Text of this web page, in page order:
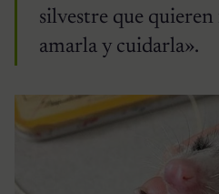
silvestre que
amarla y cuidarla».